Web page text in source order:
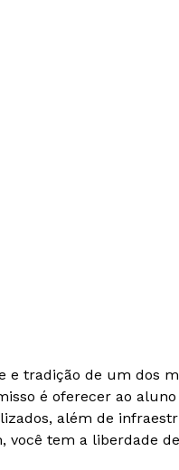
e tradição de um dos
é oferecer ao aluno
além de
você tem a liberdade de